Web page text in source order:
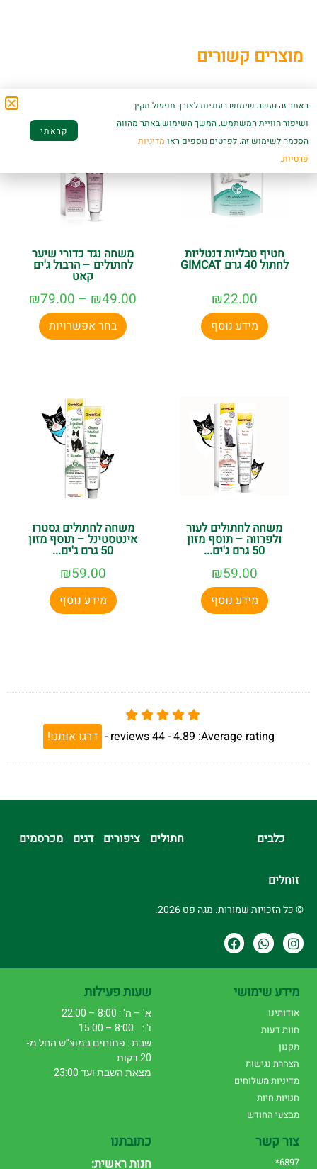
מוצרים קשורים
חטיף טבליות דנטליות
לחתול 40 גרם GIMCAT
₪22.00
מידע נוסף
משחה נגד כדורי שיער
לחתולים – הרבול ג'ים
קאט
₪49.00
–
₪79.00
בחר אפשרויות
משחה לחתולים לעור
ולפרווה – תוסף מזון
50 גרם ג'ים...
₪59.00
מידע נוסף
משחה לחתולים גסטרו
אינטסטינל – תוסף מזון
50 גרם ג'ים...
₪59.00
מידע נוסף
Average rating:
4.89 -
44
reviews
- דרגו אותנו!
כלבים חתולים ציפורים דגים מכרסמים
זוחלים
© כל הזכויות שמורות. מגה פט 2026.
מידע שימושי
אודותינו
חוות דעות
תקנון
הצהרת נגישות
מדיניות משלוחים
חנויות חיות
מבצעי החודש
שעות פעילות
א' – ה' : 8:00 – 22:00
ו' : 8:00 – 15:00
שבת : פתוחים במוצ"ש החל מ-
20 דקות
מצאת השבת ועד 23:00
צור קשר
6897*
כתובתנו
חנות ראשית:
באתר זה נעשה שימוש בעוגיות לצורך תפעול תקין
ושיפור חוויית המשתמש. המשך השימוש באתר מהווה
הסכמה לשימוש זה. לפרטים נוספים ראו מדיניות
פרטיות.
קראתי